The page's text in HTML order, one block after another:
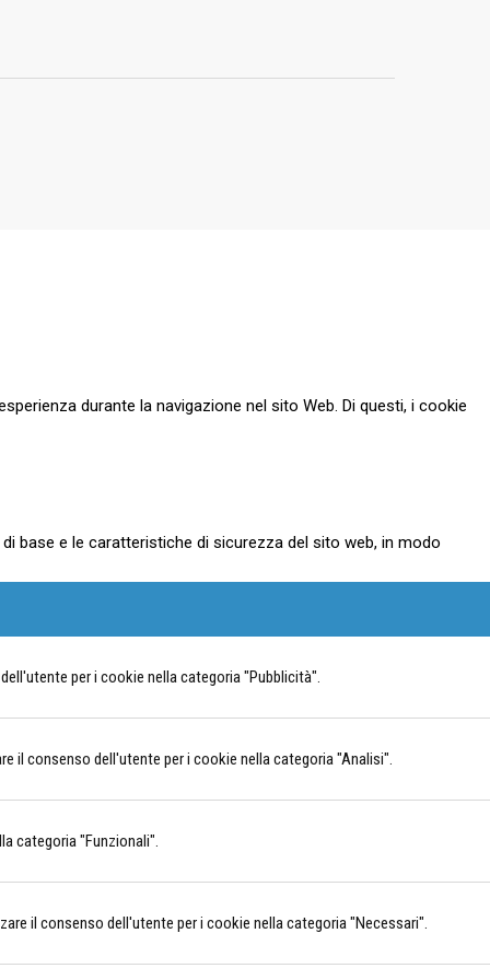
durante la navigazione nel sito Web. Di questi, i cookie
base e le caratteristiche di sicurezza del sito web, in modo
per i cookie nella categoria "Pubblicità".
il consenso dell'utente per i cookie nella categoria "Analisi".
categoria "Funzionali".
il consenso dell'utente per i cookie nella categoria "Necessari".